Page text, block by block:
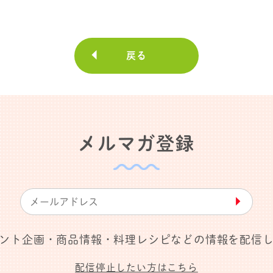
戻る
メルマガ登録
▶︎
ト企画・商品情報・料理レシピなどの情報を配信
配信停止したい方はこちら